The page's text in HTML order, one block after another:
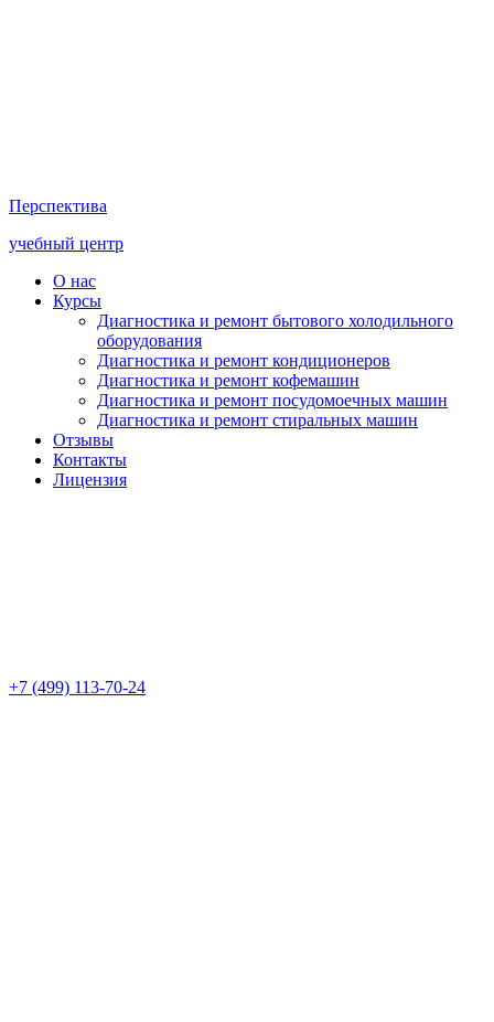
Перспектива
учебный центр
О нас
Курсы
Диагностика и ремонт бытового холодильного
оборудования
Диагностика и ремонт кондиционеров
Диагностика и ремонт кофемашин
Диагностика и ремонт посудомоечных машин
Диагностика и ремонт стиральных машин
Отзывы
Контакты
Лицензия
+7 (499) 113-70-24